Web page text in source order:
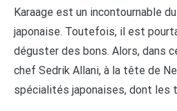
Karaage est un incontournable
japonaise. Toutefois, il est
déguster des bons. Alors, dans
chef Sedrik Allani, à la tête de
spécialités japonaises, dont les